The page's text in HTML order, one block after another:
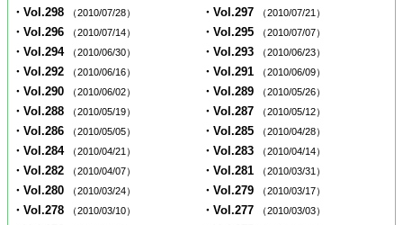
・Vol.298 （2010/07/28） ・Vol.297 （2010/07/21）
・Vol.296 （2010/07/14） ・Vol.295 （2010/07/07）
・Vol.294 （2010/06/30） ・Vol.293 （2010/06/23）
・Vol.292 （2010/06/16） ・Vol.291 （2010/06/09）
・Vol.290 （2010/06/02） ・Vol.289 （2010/05/26）
・Vol.288 （2010/05/19） ・Vol.287 （2010/05/12）
・Vol.286 （2010/05/05） ・Vol.285 （2010/04/28）
・Vol.284 （2010/04/21） ・Vol.283 （2010/04/14）
・Vol.282 （2010/04/07） ・Vol.281 （2010/03/31）
・Vol.280 （2010/03/24） ・Vol.279 （2010/03/17）
・Vol.278 （2010/03/10） ・Vol.277 （2010/03/03）